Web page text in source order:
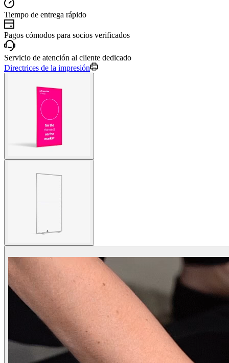
Tiempo de entrega rápido
Pagos cómodos para socios verificados
Servicio de atención al cliente dedicado
Directrices de la impresión